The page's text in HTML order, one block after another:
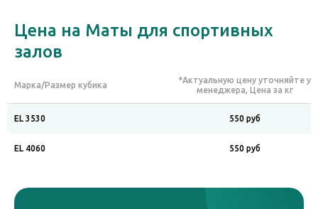
Цена на Маты для спортивных
залов
Марка/Размер кубика
*Актуальную цену уточняйте у
менеджера, Цена за кг
EL 3530 550 руб
EL 4060 550 руб